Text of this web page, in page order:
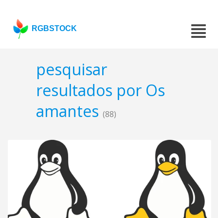
RGBSTOCK
pesquisar
resultados por Os
amantes (88)